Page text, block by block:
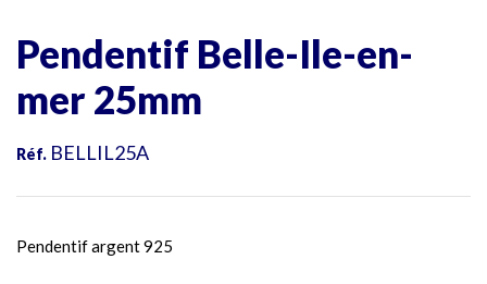
Pendentif Belle-Ile-en-
mer 25mm
Réf. BELLIL25A
Pendentif argent 925